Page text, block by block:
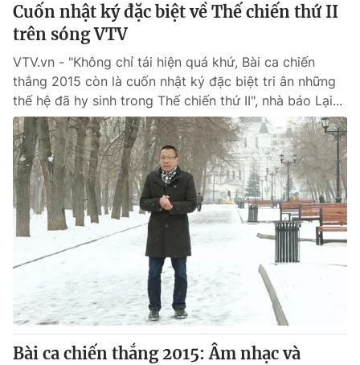
Cuốn nhật ký đặc biệt về Thế chiến thứ II
trên sóng VTV
VTV.vn - "Không chỉ tái hiện quá khứ, Bài ca chiến
thắng 2015 còn là cuốn nhật ký đặc biệt tri ân những
thế hệ đã hy sinh trong Thế chiến thứ II", nhà báo Lại...
Bài ca chiến thắng 2015: Âm nhạc và